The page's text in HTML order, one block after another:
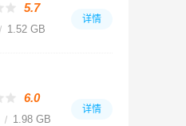
5.7
1.52 GB
详情
6.0
1.98 GB
详情